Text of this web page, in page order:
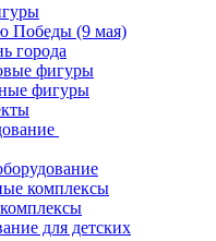
Победы (9 мая)
города
фигуры
фигуры
комплексы
для детских